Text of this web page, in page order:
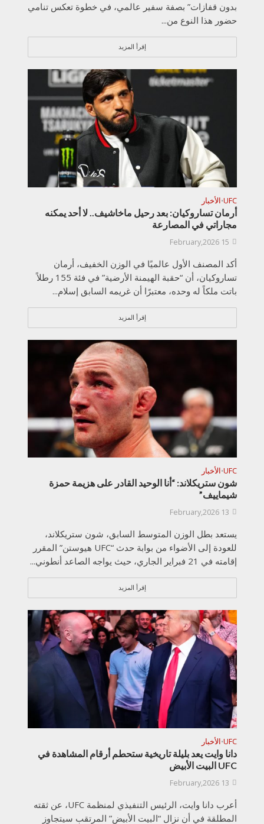
بدون قفازات” بصفة سفير عالمي، في خطوة تعكس تنامي
حضور هذا النوع من...
إقرأ المزيد
UFC
•الأخبار
أرمان تساروكيان: بعد رحيل ماخاشيف.. لا أحد يمكنه
مجاراتي في المصارعة
15 February,2026
أكد المصنف الأول عالميًا في الوزن الخفيف، أرمان
تساروكيان، أن “حقبة الهيمنة الأرضية” في فئة 155 رطلاً
باتت ملكاً له وحده، معتبرًا أن غريمه السابق إسلام...
إقرأ المزيد
UFC
•الأخبار
شون ستريكلاند: “أنا الوحيد القادر على هزيمة حمزة
شيماييف”
13 February,2026
يستعد بطل الوزن المتوسط السابق، شون ستريكلاند،
للعودة إلى الأضواء من بوابة حدث “UFC هيوستن” المقرر
إقامته في 21 فبراير الجاري، حيث يواجه الصاعد أنطوني...
إقرأ المزيد
UFC
•الأخبار
دانا وايت يعد بليلة تاريخية ستحطم أرقام المشاهدة في
UFC البيت الأبيض
13 February,2026
أعرب دانا وايت، الرئيس التنفيذي لمنظمة UFC، عن ثقته
المطلقة في أن نزال “البيت الأبيض” المرتقب سيتجاوز